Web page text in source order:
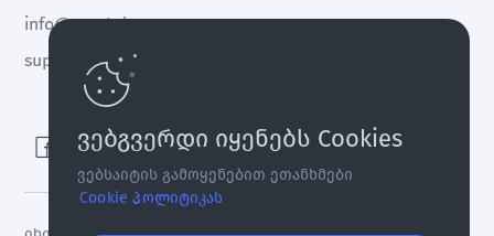
info@cryptal.com
support@cryptal.com
ვებგვერდი იყენებს Cookies
ვებსაიტის გამოყენებით ეთანხმები
Cookie პოლიტიკას